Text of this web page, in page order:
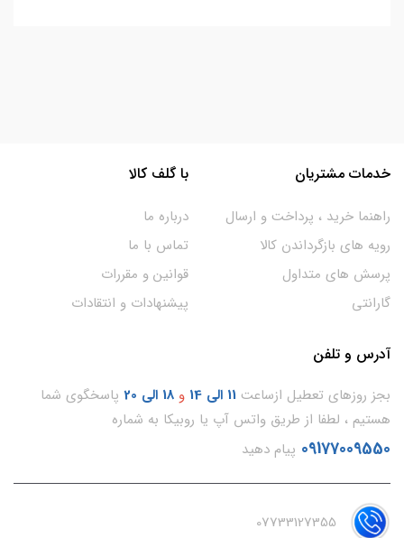
خدمات مشتریان
راهنما خرید ، پرداخت و ارسال
رویه های بازگرداندن کالا
پرسش های متداول
گارانتی
با گلف کالا
درباره ما
تماس با ما
قوانین و مقررات
پیشنهادات و انتقادات
آدرس و تلفن
بجز روزهای تعطیل ازساعت 11 الی 14 و 18 الی 20
پاسخگوی شما
هستیم ، لطفا از طریق واتس آپ یا روبیکا به شماره
09177009550 پیام دهید
07733127355